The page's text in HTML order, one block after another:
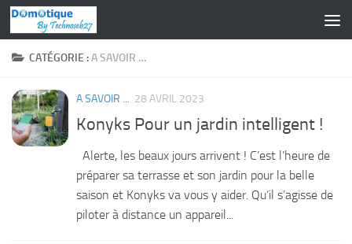
Skip to content
CATÉGORIE :A SAVOIR …
A SAVOIR ... 28 AVRIL 2023
Konyks Pour un jardin intelligent !
Alerte, les beaux jours arrivent ! C’est l’heure de
préparer sa terrasse et son jardin pour la belle
saison et Konyks va vous y aider. Qu’il s’agisse de
piloter à distance un appareil...